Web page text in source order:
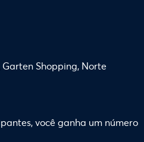
Shopping, Norte
você ganha um número